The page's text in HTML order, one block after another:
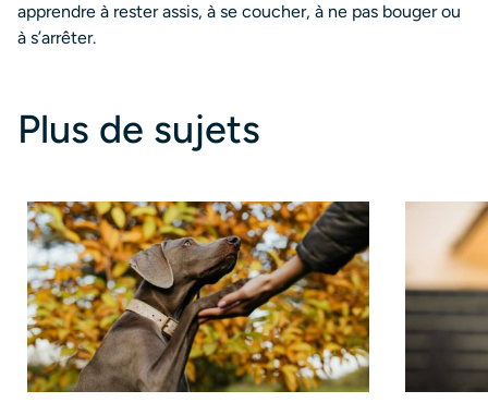
apprendre à rester assis, à se coucher, à ne pas bouger ou
à s’arrêter.
Plus de sujets